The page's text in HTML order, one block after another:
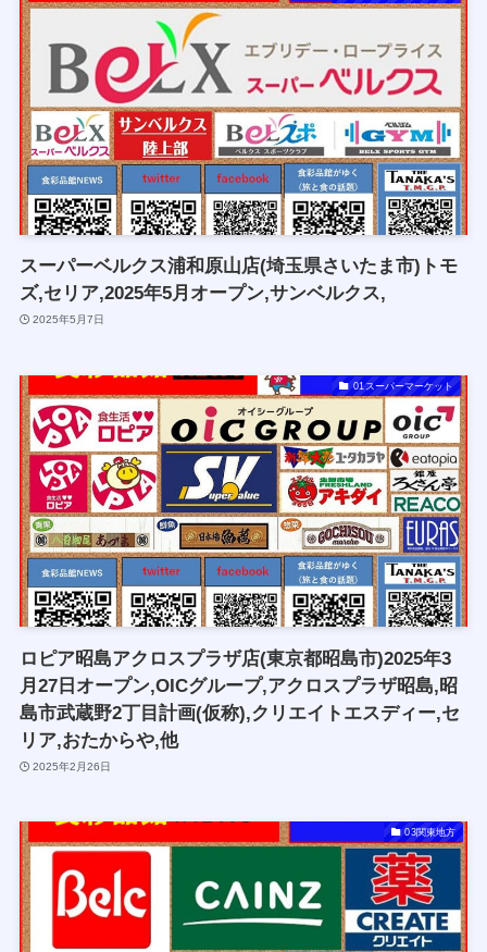
スーパーベルクス浦和原山店(埼玉県さいたま市)トモ
ズ,セリア,2025年5月オープン,サンベルクス,
2025年5月7日
01スーパーマーケット
ロピア昭島アクロスプラザ店(東京都昭島市)2025年3
月27日オープン,OICグループ,アクロスプラザ昭島,昭
島市武蔵野2丁目計画(仮称),クリエイトエスディー,セ
リア,おたからや,他
2025年2月26日
03関東地方